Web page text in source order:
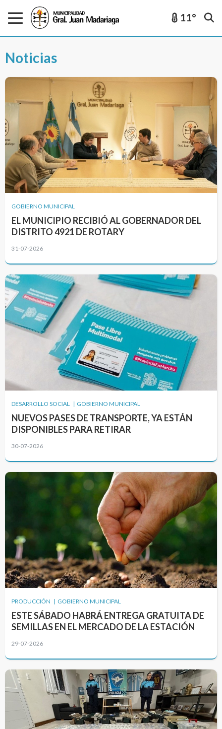
11°
Noticias
GOBIERNO MUNICIPAL
EL MUNICIPIO RECIBIÓ AL GOBERNADOR DEL
DISTRITO 4921 DE ROTARY
31-07-2026
DESARROLLO SOCIAL | GOBIERNO MUNICIPAL
NUEVOS PASES DE TRANSPORTE, YA ESTÁN
DISPONIBLES PARA RETIRAR
30-07-2026
PRODUCCIÓN | GOBIERNO MUNICIPAL
ESTE SÁBADO HABRÁ ENTREGA GRATUITA DE
SEMILLAS EN EL MERCADO DE LA ESTACIÓN
29-07-2026